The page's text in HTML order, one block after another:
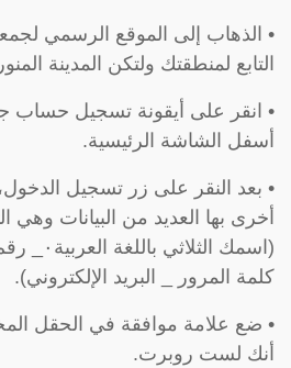
• الذهاب إلى الموقع الرسمي
التابع لمنطقتك ولتكن المدينة
• انقر على أيقونة تسجيل حساب
أسفل الشاشة الرئيسية.
• بعد النقر على زر تسجيل
أخرى بها العديد من البيانات وهي
(اسمك
كلمة المرور _ البريد الإلكتروني).
• ضع علامة موافقة في الحقل
أنك لست روبرت.